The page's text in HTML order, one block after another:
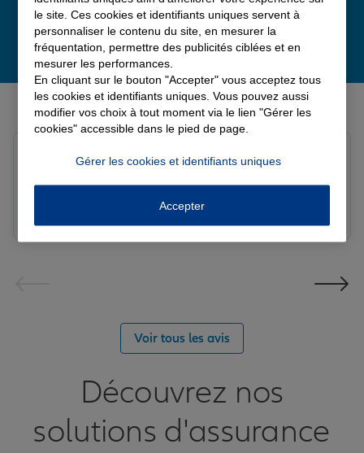
Derniers avis de nos agences Allianz
Note de 5 sur 5
Le 07/08/2026 - Agence NANTERRE
Merci à Madi pour son écoute et ces conseils précieux.
Réactif et efficace le service impeccable
Yayaya M.
Voir tous les avis
Découvrez nos
solutions d'assurance
le site. Ces cookies et identifiants uniques servent à
personnaliser le contenu du site, en mesurer la
fréquentation, permettre des publicités ciblées et en
mesurer les performances.
En cliquant sur le bouton "Accepter" vous acceptez tous
les cookies et identifiants uniques. Vous pouvez aussi
modifier vos choix à tout moment via le lien "Gérer les
cookies" accessible dans le pied de page.
Gérer les cookies et identifiants uniques
Accepter